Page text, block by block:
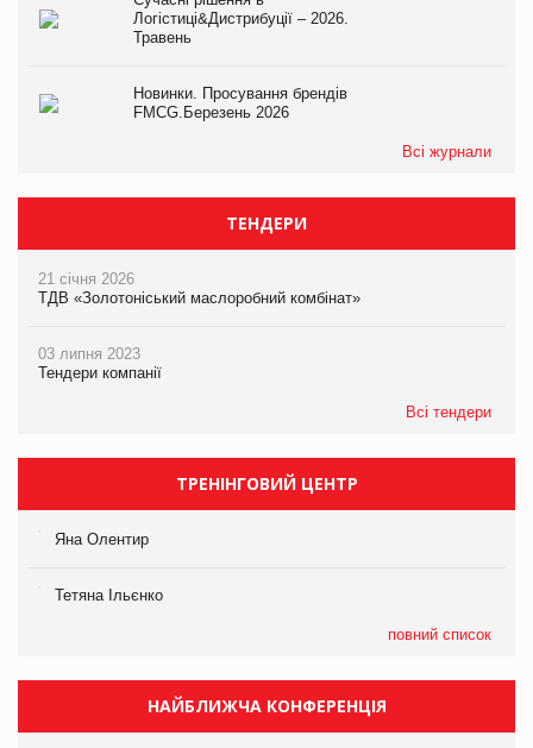
Логістиці&Дистрибуції – 2026.
Травень
Новинки. Просування брендів
FMCG.Березень 2026
Всі журнали
ТЕНДЕРИ
21 січня 2026
ТДВ «Золотоніський маслоробний комбінат»
03 липня 2023
Тендери компанії
Всі тендери
ТРЕНІНГОВИЙ ЦЕНТР
Яна Олентир
Тетяна Ільєнко
повний список
НАЙБЛИЖЧА КОНФЕРЕНЦІЯ